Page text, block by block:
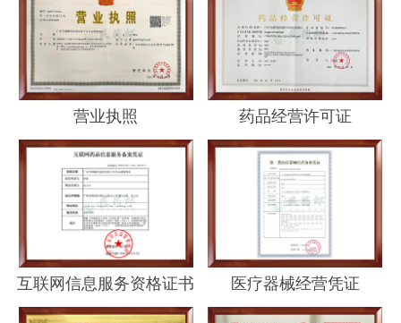
营业执照 药品经营许可证
互联网信息服务资格证书 医疗器械经营凭证